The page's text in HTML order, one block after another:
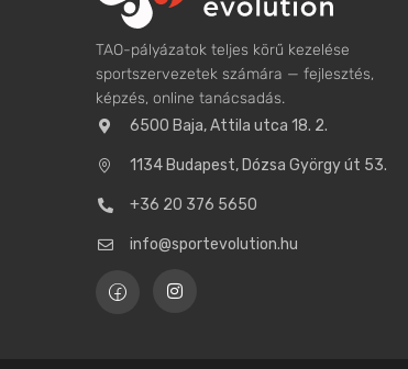
TAO-pályázatok teljes körű kezelése
sportszervezetek számára — fejlesztés,
képzés, online tanácsadás.
6500 Baja, Attila utca 18. 2.
1134 Budapest, Dózsa György út 53.
+36 20 376 5650
info@sportevolution.hu